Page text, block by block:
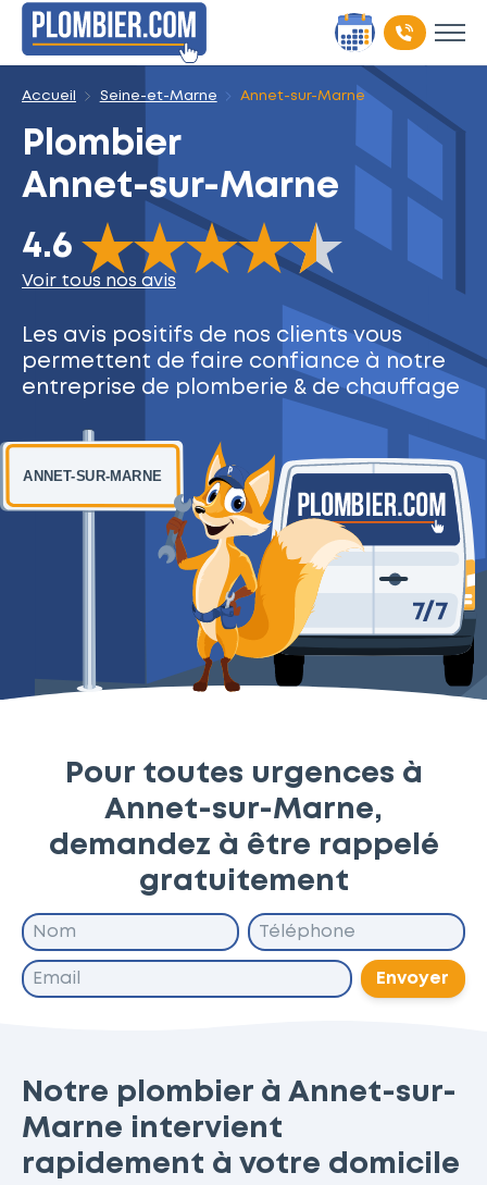
Accueil Seine-et-Marne Annet-sur-Marne
Plombier
Annet-sur-Marne
4.6
The rating of this product is 4.6out of 5
Voir tous nos avis
Les avis positifs de nos clientsvous
permettent de faire confiance à notre
entreprise de plomberie & de chauffage
ANNET-SUR-MARNE
Pour toutes urgences à
Annet-sur-Marne,
demandez à être rappelé
gratuitement
Envoyer
Notre plombier à Annet-sur-
Marne intervient
rapidement à votre domicile